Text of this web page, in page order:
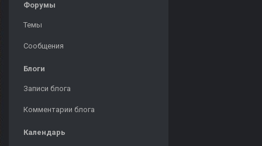
Форумы
Темы
Сообщения
Блоги
Записи блога
Комментарии блога
Календарь